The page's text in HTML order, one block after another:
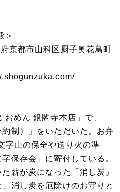
＞
京都市山科区厨子奥花鳥町
めん 銀閣寺本店」で、
約制）」をいただいた。お弁
字山の保全や送り火の準
保存会」に寄付している。
薪が炭になった「消し炭」
消し炭を厄除けのお守りと